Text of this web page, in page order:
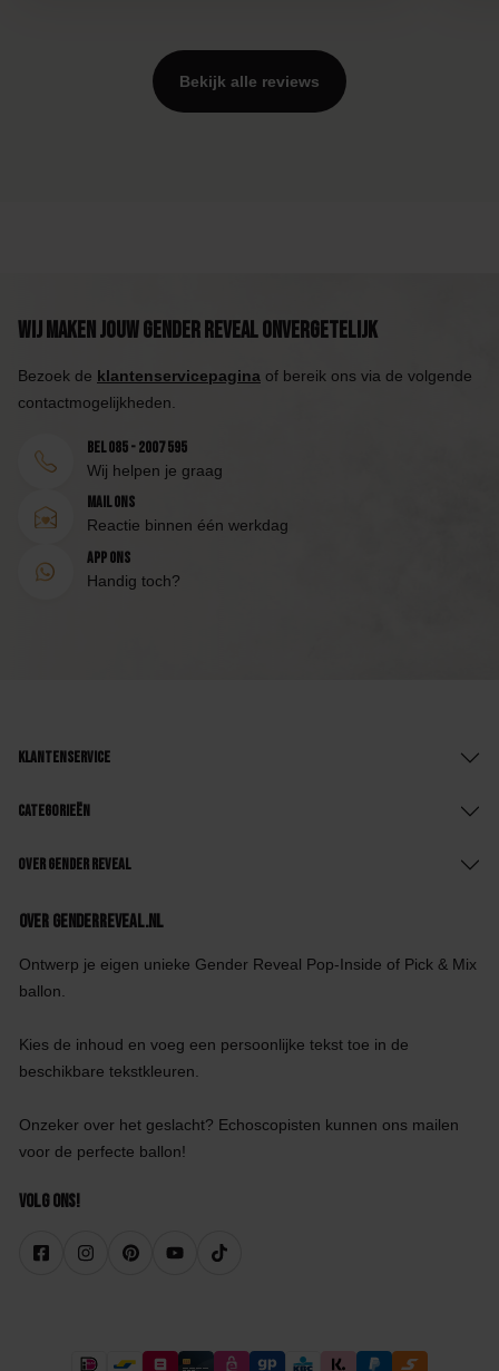
Bekijk alle reviews
Wij maken jouw Gender Reveal onvergetelijk
Bezoek de klantenservicepagina of bereik ons via de volgende
contactmogelijkheden.
Bel 085 - 2007 595
Wij helpen je graag
Mail ons
Reactie binnen één werkdag
App ons
Handig toch?
Klantenservice
Categorieën
Over Gender Reveal
Over GenderReveal.nl
Ontwerp je eigen unieke Gender Reveal Pop-Inside of Pick & Mix
ballon.
Kies de inhoud en voeg een persoonlijke tekst toe in de
beschikbare tekstkleuren.
Onzeker over het geslacht? Echoscopisten kunnen ons mailen
voor de perfecte ballon!
Volg ons!